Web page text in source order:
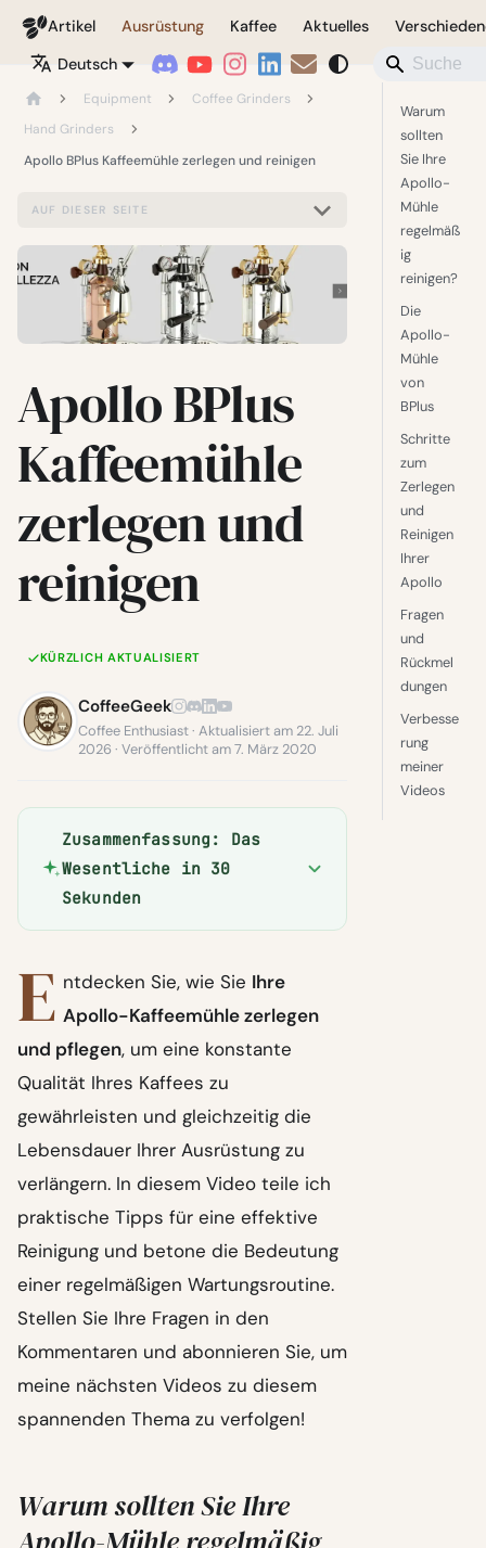
Coffeegeek
Artikel Ausrüstung Kaffee Aktuelles
Deutsch
Equipment
Coffee Grinders
Hand Grinders
Apollo BPlus Kaffeemühle zerlegen und reinigen
AUF DIESER SEITE
Apollo BPlus
Kaffeemühle
zerlegen und
reinigen
KÜRZLICH AKTUALISIERT
CoffeeGeek
Coffee Enthusiast · Aktualisiert am 22. Juli
2026 · Veröffentlicht am 7. März 2020
Zusammenfassung: Das
Wesentliche in 30
Sekunden
E ntdecken Sie, wie Sie Ihre
Apollo-Kaffeemühle zerlegen
und pflegen, um eine konstante
Qualität Ihres Kaffees zu
gewährleisten und gleichzeitig die
Lebensdauer Ihrer Ausrüstung zu
verlängern. In diesem Video teile ich
praktische Tipps für eine effektive
Reinigung und betone die Bedeutung
einer regelmäßigen Wartungsroutine.
Stellen Sie Ihre Fragen in den
Kommentaren und abonnieren Sie, um
meine nächsten Videos zu diesem
spannenden Thema zu verfolgen!
Warum sollten Sie Ihre
Warum
sollten
Sie Ihre
Apollo-
Mühle
regelmäß
ig
reinigen?
Die
Apollo-
Mühle
von
BPlus
Schritte
zum
Zerlegen
und
Reinigen
Ihrer
Apollo
Fragen
und
Rückmel
dungen
Verbesse
rung
meiner
Videos